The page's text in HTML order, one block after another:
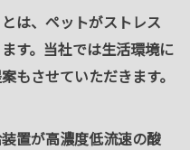
は、ペットがストレス
す。当社では生活環境に
もさせていただきます。
置が高濃度低流速の酸